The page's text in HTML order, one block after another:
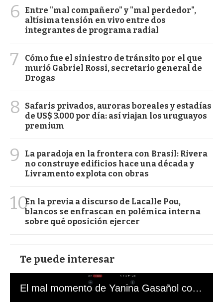
6
Entre "mal compañero" y "mal perdedor",
altísima tensión en vivo entre dos
integrantes de programa radial
7
Cómo fue el siniestro de tránsito por el que
murió Gabriel Rossi, secretario general de
Drogas
8
Safaris privados, auroras boreales y estadías
de US$ 3.000 por día: así viajan los uruguayos
premium
9
La paradoja en la frontera con Brasil: Rivera
no construye edificios hace una década y
Livramento explota con obras
10En la previa a discurso de Lacalle Pou,
blancos se enfrascan en polémica interna
sobre qué oposición ejercer
Te puede interesar
El mal momento de Yanina Gasañol con un hincha argentino en "Subrayado"